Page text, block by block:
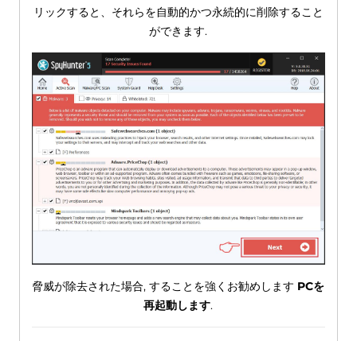
リックすると、それらを自動的かつ永続的に削除すること
ができます.
脅威が除去された場合, することを強くお勧めします PCを
再起動します.